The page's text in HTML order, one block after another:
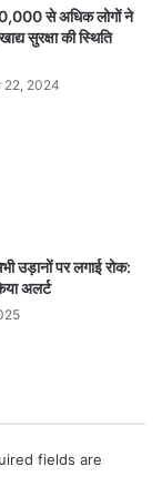
से अधिक लोगों ने
सुरक्षा की स्थिति
22, 2024
उड़ानों पर लगाई रोक:
अलर्ट
fields are